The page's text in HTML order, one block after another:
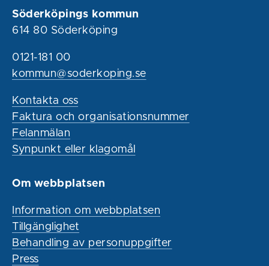
Söderköpings kommun
614 80 Söderköping
0121-181 00
kommun@soderkoping.se
Kontakta oss
Faktura och organisationsnummer
Felanmälan
Synpunkt eller klagomål
Om webbplatsen
Information om webbplatsen
Tillgänglighet
Behandling av personuppgifter
Press